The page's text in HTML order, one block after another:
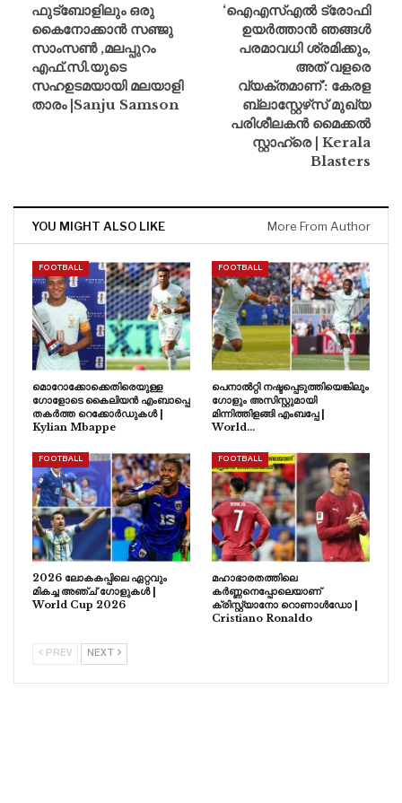
ഫുട്ബോളിലും ഒരു
കൈനോക്കാൻ സഞ്ജു
സാംസൺ ,മലപ്പുറം
എഫ്.സി.യുടെ
സഹഉടമയായി മലയാളി
താരം |Sanju Samson
‘ഐഎസ്എൽ ട്രോഫി
ഉയർത്താൻ ഞങ്ങൾ
പരമാവധി ശ്രമിക്കും,
അത് വളരെ
വ്യക്തമാണ്’: കേരള
ബ്ലാസ്റ്റേഴ്‌സ് മുഖ്യ
പരിശീലകൻ മൈക്കൽ
സ്റ്റാഹ്രെ | Kerala
Blasters
YOU MIGHT ALSO LIKE More From Author
FOOTBALL
മൊറോക്കോക്കെതിരെയുള്ള
ഗോളോടെ കൈലിയൻ എംബാപ്പെ
തകർത്ത റെക്കോർഡുകൾ |
Kylian Mbappe
FOOTBALL
പെനാൽറ്റി നഷ്ടപ്പെടുത്തിയെങ്കിലും
ഗോളും അസിസ്റ്റുമായി
മിന്നിത്തിളങ്ങി എംബപ്പേ |
World…
FOOTBALL
2026 ലോകകപ്പിലെ ഏറ്റവും
മികച്ച അഞ്ച് ഗോളുകൾ |
World Cup 2026
FOOTBALL
മഹാഭാരതത്തിലെ
കർണ്ണനെപ്പോലെയാണ്
ക്രിസ്റ്റ്യാനോ റൊണാൾഡോ |
Cristiano Ronaldo
PREV NEXT